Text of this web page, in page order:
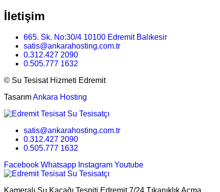
İletişim
665. Sk. No:30/4 10100 Edremit Balıkesir
satis@ankarahosting.com.tr
0.312.427 2090
0.505.777 1632
© Su Tesisat Hizmeti Edremit
TasarımAnkara Hosting
satis@ankarahosting.com.tr
0.312.427 2090
0.505.777 1632
Facebook Whatsapp Instagram Youtube
Kameralı Su Kaçağı Tespiti Edremit 7/24 Tıkanıklık Açma